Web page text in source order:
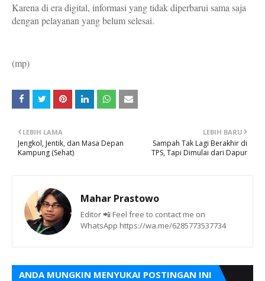
Karena di era digital, informasi yang tidak diperbarui sama saja
dengan pelayanan yang belum selesai.
(mp)
LEBIH BARU
Sampah Tak Lagi Berakhir di
TPS, Tapi Dimulai dari Dapur
LEBIH LAMA
Jengkol, Jentik, dan Masa Depan
Kampung (Sehat)
Mahar Prastowo
Editor 📲 Feel free to contact me on
WhatsApp https://wa.me/6285773537734
ANDA MUNGKIN MENYUKAI POSTINGAN INI